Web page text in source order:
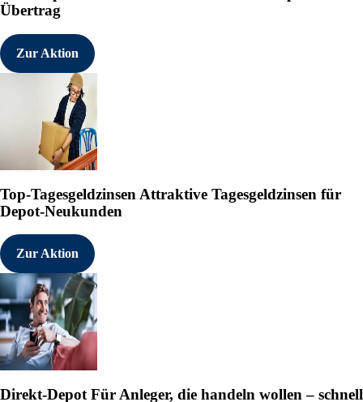
Übertrag
Zur Aktion
Top-Tagesgeldzinsen Attraktive Tagesgeldzinsen für
Depot-Neukunden
Zur Aktion
Direkt-Depot Für Anleger, die handeln wollen – schnell